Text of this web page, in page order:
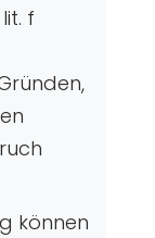
f
können